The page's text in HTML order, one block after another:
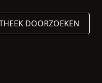
DOORZOEKEN